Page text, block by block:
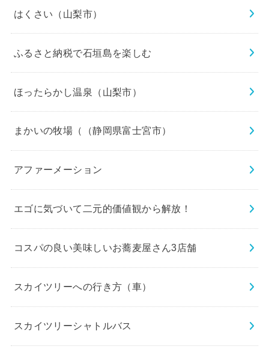
はくさい（山梨市）
ふるさと納税で石垣島を楽しむ
ほったらかし温泉（山梨市）
まかいの牧場（（静岡県富士宮市）
アファーメーション
エゴに気づいて二元的価値観から解放！
コスパの良い美味しいお蕎麦屋さん3店舗
スカイツリーへの行き方（車）
スカイツリーシャトルバス